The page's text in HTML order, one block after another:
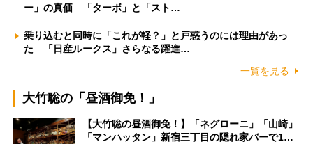
ー」の真価 「ターボ」と「スト…
乗り込むと同時に「これが軽？」と戸惑うのには理由があっ
た 「日産ルークス」さらなる躍進…
一覧を見る
大竹聡の「昼酒御免！」
【大竹聡の昼酒御免！】「ネグローニ」「山崎」
「マンハッタン」新宿三丁目の隠れ家バーで1…